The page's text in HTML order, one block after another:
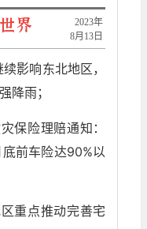
2023年
8月13日
影响东北地区，
降雨；
保险理赔通知：
前车险达90%以
重点推动完善宅